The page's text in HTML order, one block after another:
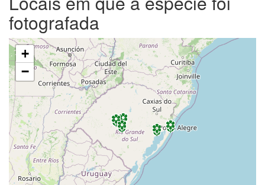
fotografada
+
−